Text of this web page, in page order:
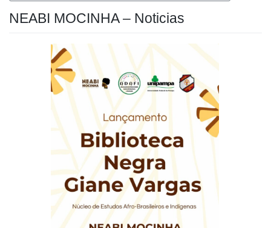
NEABI MOCINHA – Noticias